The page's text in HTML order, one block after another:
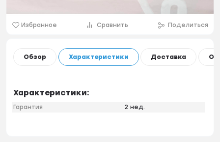
Избранное Сравнить Поделиться
Обзор Характеристики Доставка
Характеристики:
Гарантия 2 нед.